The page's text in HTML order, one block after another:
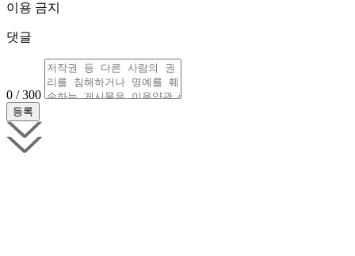
이용 금지
댓글
0 / 300